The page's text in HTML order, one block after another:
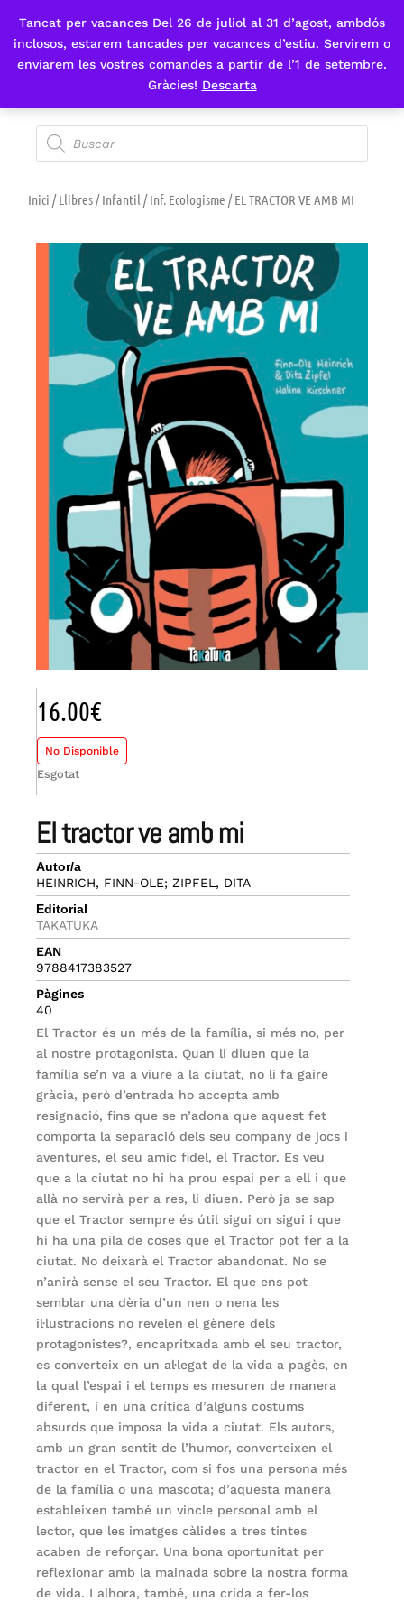
Tancat per vacances Del 26 de juliol al 31 d’agost, ambdós
inclosos, estarem tancades per vacances d’estiu. Servirem o
enviarem les vostres comandes a partir de l’1 de setembre.
Gràcies! Descarta
Fes-te'n sòcia
Inici /Llibres/Infantil /Inf. Ecologisme / EL TRACTOR VE AMB MI
el tractor ve amb mi
Autor/a
HEINRICH, FINN-OLE; ZIPFEL, DITA
Editorial
TAKATUKA
EAN
9788417383527
Pàgines
40
El Tractor és un més de la família, si més no, per
al nostre protagonista. Quan li diuen que la
família se’n va a viure a la ciutat, no li fa gaire
gràcia, però d’entrada ho accepta amb
resignació, fins que se n’adona que aquest fet
comporta la separació dels seu company de jocs i
aventures, el seu amic fidel, el Tractor. Es veu
que a la ciutat no hi ha prou espai per a ell i que
allà no servirà per a res, li diuen. Però ja se sap
que el Tractor sempre és útil sigui on sigui i que
hi ha una pila de coses que el Tractor pot fer a la
ciutat. No deixarà el Tractor abandonat. No se
n’anirà sense el seu Tractor. El que ens pot
semblar una dèria d’un nen o nena les
il·lustracions no revelen el gènere dels
protagonistes?, encapritxada amb el seu tractor,
es converteix en un al·legat de la vida a pagès, en
la qual l’espai i el temps es mesuren de manera
diferent, i en una crítica d’alguns costums
absurds que imposa la vida a ciutat. Els autors,
amb un gran sentit de l’humor, converteixen el
tractor en el Tractor, com si fos una persona més
de la família o una mascota; d’aquesta manera
estableixen també un vincle personal amb el
lector, que les imatges càlides a tres tintes
acaben de reforçar. Una bona oportunitat per
reflexionar amb la mainada sobre la nostra forma
de vida. I alhora, també, una crida a fer-los
16.00€
No Disponible
Esgotat